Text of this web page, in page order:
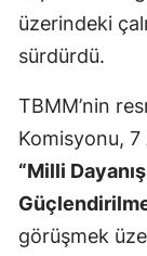
üzerindeki
sürdürdü.
TBMM’nin
Komisyonu, 7
“Milli
görüşmek